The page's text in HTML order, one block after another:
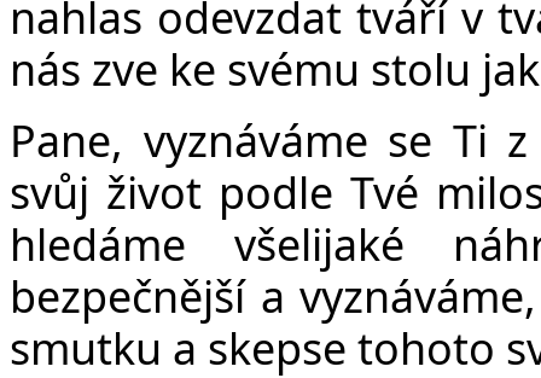
nahlas odevzdat tváří v
nás zve ke svému stolu
Pane, vyznáváme se Ti
svůj život podle Tvé
hledáme všelijaké
bezpečnější a
smutku a skepse tohoto